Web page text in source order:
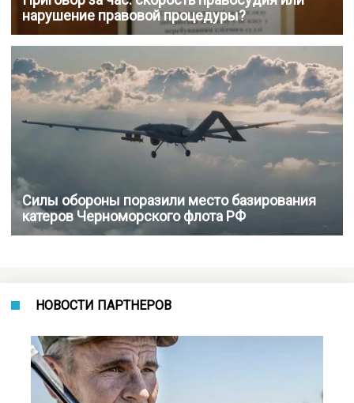
нарушение правовой процедуры?
Силы обороны поразили место базирования
катеров Черноморского флота РФ
НОВОСТИ ПАРТНЕРОВ